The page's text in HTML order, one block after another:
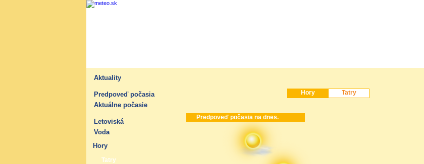
Aktuality
Predpoveď počasia
Aktuálne počasie
Letoviská
Voda
Hory
Tatry
Hory Tatry
Predpoveď počasia na dnes.